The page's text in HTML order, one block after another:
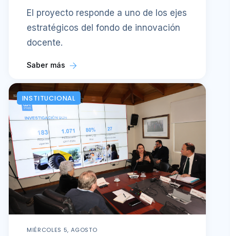
El proyecto responde a uno de los ejes
estratégicos del fondo de innovación
docente.
Saber más
INSTITUCIONAL
MIÉRCOLES 5, AGOSTO